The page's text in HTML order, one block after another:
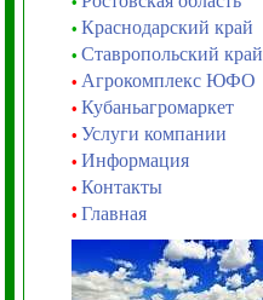
• Краснодарский край
• Ставропольский край
• Агрокомплекс ЮФО
• Кубаньагромаркет
• Услуги компании
• Информация
• Контакты
• Главная